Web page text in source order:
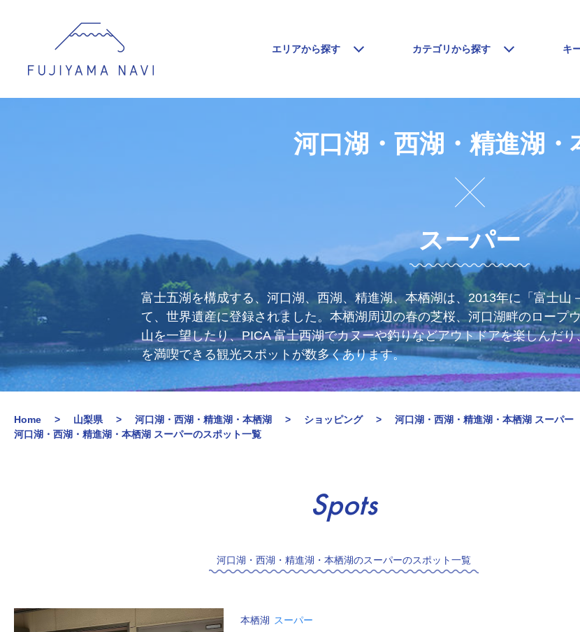
エリアから探す カテゴリから探す キ
河口湖・西湖・精進湖・
スーパー
富士五湖を構成する、河口湖、西湖、精進湖、本栖湖は、2013年に「富士山
て、世界遺産に登録されました。本栖湖周辺の春の芝桜、河口湖畔のロープ
山を一望したり、PICA 富士西湖でカヌーや釣りなどアウトドアを楽しんだ
を満喫できる観光スポットが数多くあります。
Home 山梨県 河口湖・西湖・精進湖・本栖湖 ショッピング
河口湖・西湖・精進湖・本栖湖 スーパー
河口湖・西湖・精進湖・本栖湖 スーパーのスポット一覧
Spots
河口湖・西湖・精進湖・本栖湖のスーパーのスポット一覧
本栖湖 スーパー